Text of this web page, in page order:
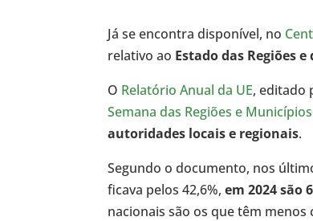
Já se encontra disponível, no
relativo ao Estado das Regiões
O Relatório Anual da UE, editado
Semana das Regiões e Municípios
autoridades locais e regionais.
Segundo o documento, nos
ficava pelos 42,6%,em 2024 são
nacionais são os que têm